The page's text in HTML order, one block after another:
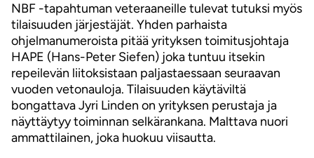
NBF -tapahtuman veteraaneille tulevat tutuksi myös
tilaisuuden järjestäjät. Yhden parhaista
ohjelmanumeroista pitää yrityksen toimitusjohtaja
HAPE (Hans-Peter Siefen) joka tuntuu itsekin
repeilevän liitoksistaan paljastaessaan seuraavan
vuoden vetonauloja. Tilaisuuden käytäviltä
bongattava Jyri Linden on yrityksen perustaja ja
näyttäytyy toiminnan selkärankana. Malttava nuori
ammattilainen, joka huokuu viisautta.